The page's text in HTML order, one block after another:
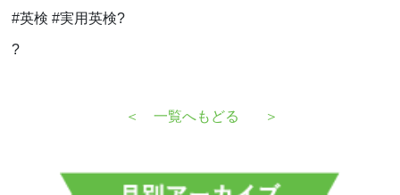
#英検 #実用英検?
?
＜ 一覧へもどる ＞